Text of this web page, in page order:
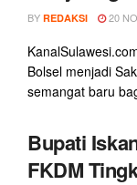
BY REDAKSI 20
Bolsel menjadi
semangat baru
Bupati
FKDM